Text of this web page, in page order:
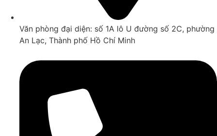
Văn phòng đại diện: số 1A lô U đường số 2C, phường
An Lạc, Thành phố Hồ Chí Minh